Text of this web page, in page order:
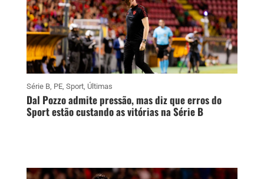
Série B, PE, Sport, Últimas
Dal Pozzo admite pressão, mas diz que erros do
Sport estão custando as vitórias na Série B